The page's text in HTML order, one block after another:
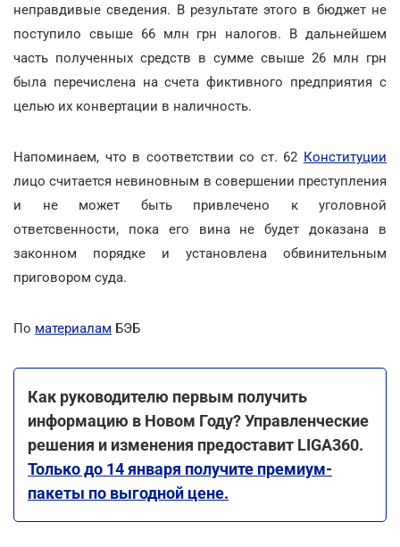
неправдивые сведения. В результате этого в бюджет не
поступило свыше 66 млн грн налогов. В дальнейшем
часть полученных средств в сумме свыше 26 млн грн
была перечислена на счета фиктивного предприятия с
целью их конвертации в наличность.
Напоминаем, что в соответствии со ст. 62 Конституции
лицо считается невиновным в совершении преступления
и не может быть привлечено к уголовной
ответсвенности, пока его вина не будет доказана в
законном порядке и установлена обвинительным
приговором суда.
По материалам БЭБ
Как руководителю первым получить
информацию в Новом Году? Управленческие
решения и изменения предоставит LIGA360.
Только до 14 января получите премиум-
пакеты по выгодной цене.